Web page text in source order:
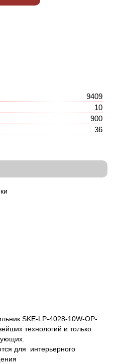
9409
10
900
36
SKE-LP-4028-10W-OP-
технологий и только
для интерьерного